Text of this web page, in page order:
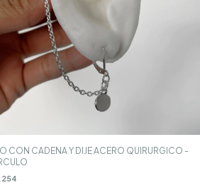
CON CADENA Y DIJE ACERO QUIRURGICO -